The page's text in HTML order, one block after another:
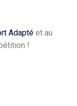
Adapté et au
!